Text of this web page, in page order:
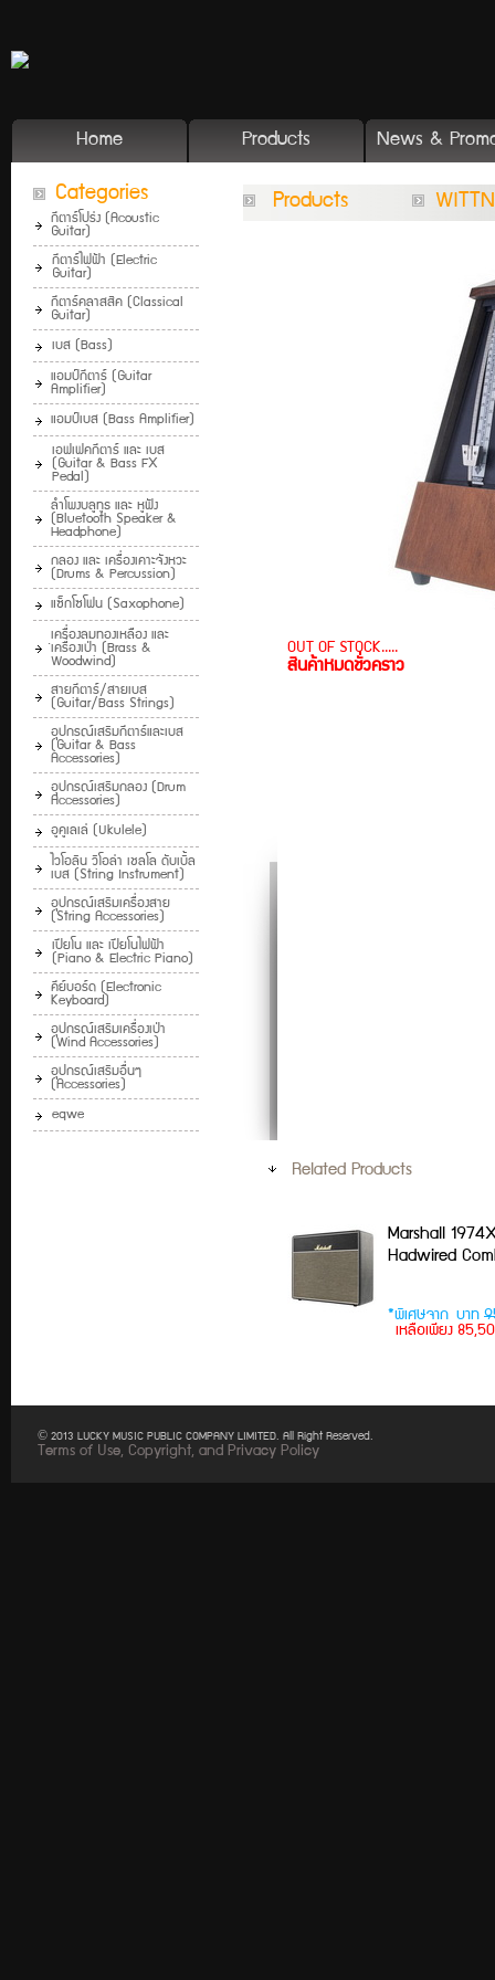
Home Products News &
Categories
กีตาร์โปร่ง (Acoustic
Guitar)
กีตาร์ไฟฟ้า (Electric
Guitar)
กีตาร์คลาสสิค (Classical
Guitar)
เบส (Bass)
แอมป์กีตาร์ (Guitar
Amplifier)
แอมป์เบส (Bass Amplifier)
เอฟเฟคกีตาร์ และ เบส
(Guitar & Bass FX
Pedal)
ลำโพงบลูทูธ และ หูฟัง
(Bluetooth Speaker &
Headphone)
กลอง และ เครื่องเคาะจังหวะ
(Drums & Percussion)
แซ็กโซโฟน (Saxophone)
ฺเครื่องลมทองเหลือง และ
เครื่องเป่า (Brass &
Woodwind)
สายกีตาร์/สายเบส
(Guitar/Bass Strings)
อุปกรณ์เสริมกีตาร์และเบส
(Guitar & Bass
Accessories)
อุปกรณ์เสริมกลอง (Drum
Accessories)
อูคูเลเล่ (Ukulele)
ไวโอลิน วิโอล่า เชลโล ดับเบิ้ล
เบส (String Instrument)
อุปกรณ์เสริมเครื่องสาย
(String Accessories)
เปียโน และ เปียโนไฟฟ้า
(Piano & Electric Piano)
คีย์บอร์ด (Electronic
Keyboard)
อุปกรณ์เสริมเครื่องเป่า
(Wind Accessories)
อุปกรณ์เสริมอื่นๆ
(Accessories)
eqwe
Products
OUT OF STOCK.....
สินค้าหมดชั่วคราว
Related Products
Marshall
Hadwired
*พิเศษจาก บาท
เหลือเพียง
© 2013 LUCKY MUSIC PUBLIC COMPANY LIMITED. All Right Reserved.
Terms of Use, Copyright, and Privacy Policy